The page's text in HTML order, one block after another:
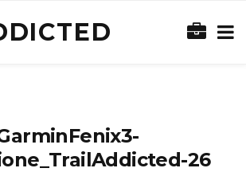
26